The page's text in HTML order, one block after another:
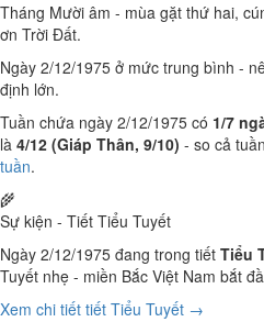
Tháng Mười âm - mùa gặt thứ hai,
ơn Trời Đất.
Ngày 2/12/1975 ở mức trung bình -
định lớn.
Tuần chứa ngày 2/12/1975 có 1/7
là 4/12 (Giáp Thân, 9/10) - so cả
tuần.
🌾
Sự kiện - Tiết Tiểu Tuyết
Ngày 2/12/1975 đang trong tiết Tiểu
Tuyết nhẹ - miền Bắc Việt Nam bắt
Xem chi tiết tiết Tiểu Tuyết →